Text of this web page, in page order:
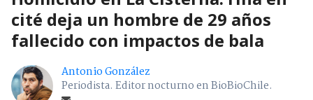
cité deja un hombre de 29 años
fallecido con impactos de bala
Antonio González
Periodista. Editor nocturno en BioBioChile.